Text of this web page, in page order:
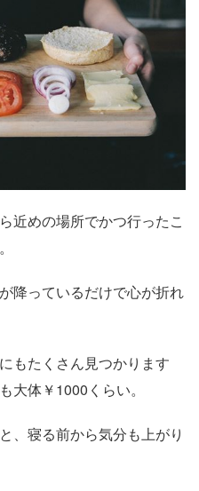
近めの場所でかつ行ったこ
降っているだけで心が折れ
もたくさん見つかります
大体￥1000くらい。
、寝る前から気分も上がり